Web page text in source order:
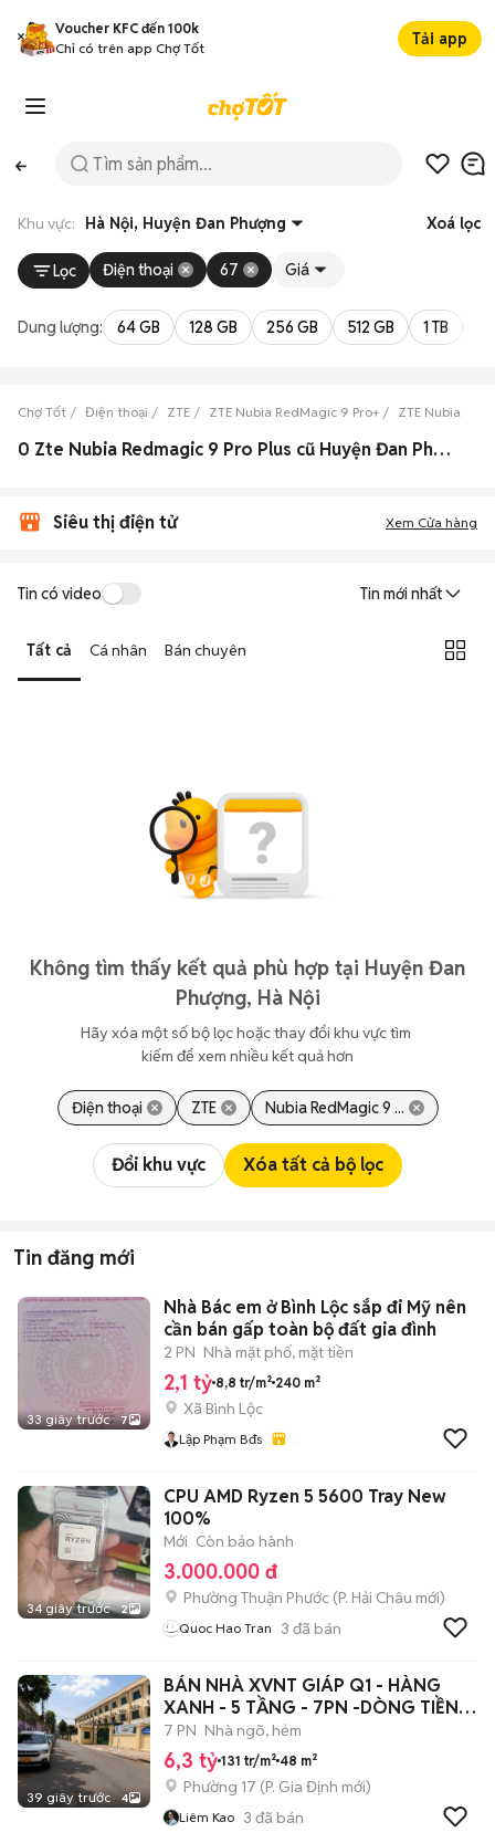
Voucher KFC đến 100k
Chỉ có trên app Chợ Tốt
Tải app
Khu vực: Hà Nội, Huyện Đan Phượng Xoá lọc
Lọc Điện thoại 67 Giá
Dung lượng: 64 GB 128 GB 256 GB 512 GB 1 TB
Chợ Tốt Điện thoại ZTE ZTE Nubia RedMagic 9 Pro+ ZTE Nubia
0 Zte Nubia Redmagic 9 Pro Plus cũ Huyện Đan Phượng đẹp
Siêu thị điện tử Xem Cửa hàng
Tin có video Tin mới nhất
Tất cả Cá nhân Bán chuyên
Không tìm thấy kết quả phù hợp tại Huyện Đan
Phượng, Hà Nội
Hãy xóa một số bộ lọc hoặc thay đổi khu vực tìm
kiếm để xem nhiều kết quả hơn
Điện thoại ZTE Nubia RedMagic 9 ...
Đổi khu vực Xóa tất cả bộ lọc
Tin đăng mới
33 giây trước 7
Nhà Bác em ở Bình Lộc sắp đi Mỹ nên
cần bán gấp toàn bộ đất gia đình
2 PN Nhà mặt phố, mặt tiền
2,1 tỷ 8,8 tr/m² 240 m²
Xã Bình Lộc
Lập Phạm Bđs
34 giây trước 2
CPU AMD Ryzen 5 5600 Tray New
100%
Mới Còn bảo hành
3.000.000 đ
Phường Thuận Phước (P. Hải Châu mới)
Quoc Hao Tran 3 đã bán
39 giây trước 4
BÁN NHÀ XVNT GIÁP Q1 - HÀNG
XANH - 5 TẦNG - 7PN -DÒNG TIỀN
300tr/NĂM
7 PN Nhà ngõ, hẻm
6,3 tỷ 131 tr/m² 48 m²
Phường 17 (P. Gia Định mới)
Liêm Kao 3 đã bán